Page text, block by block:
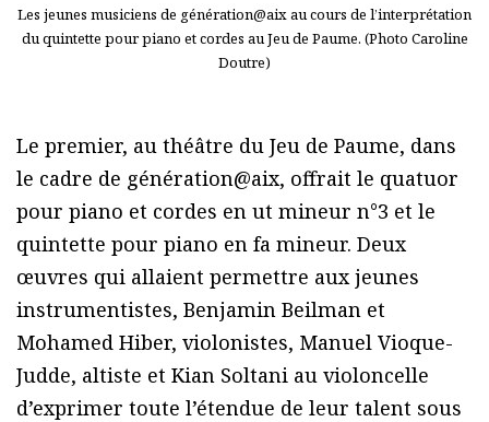
Les jeunes musiciens de génération@aix au cours de l’interprétation
du quintette pour piano et cordes au Jeu de Paume. (Photo Caroline
Doutre)
Le premier, au théâtre du Jeu de Paume, dans
le cadre de génération@aix, offrait le quatuor
pour piano et cordes en ut mineur n°3 et le
quintette pour piano en fa mineur. Deux
œuvres qui allaient permettre aux jeunes
instrumentistes, Benjamin Beilman et
Mohamed Hiber, violonistes, Manuel Vioque-
Judde, altiste et Kian Soltani au violoncelle
d’exprimer toute l’étendue de leur talent sous